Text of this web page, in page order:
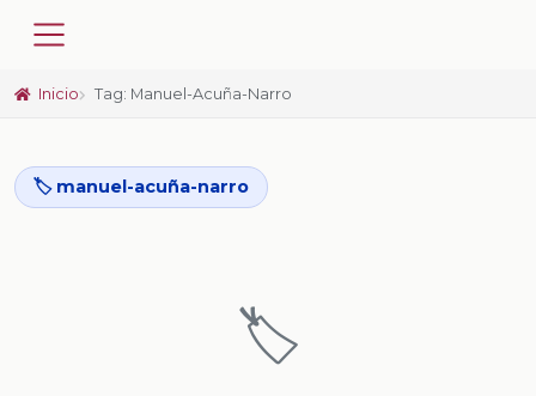
Inicio Tag: Manuel-Acuña-Narro
🏷️ manuel-acuña-narro
🏷️